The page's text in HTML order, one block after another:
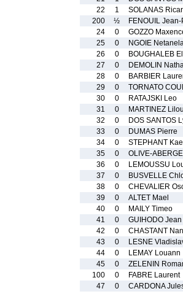
22
1
SOLANAS
200
½
FENOUIL
24
0
GOZZO
25
0
NGOIE
26
0
BOUGHALEB
27
0
DEMOLIN
28
0
BARBIER
29
0
TORNATO
30
0
RATAJSKI Leo
31
0
MARTINEZ Lilou
32
0
DOS SANTOS
33
0
DUMAS Pierre
34
0
STEPHANT
35
0
OLIVE-
36
0
LEMOUSSU
37
0
BUSVELLE
38
0
CHEVALIER
39
0
ALTET Mael
40
0
MAILY Timeo
41
0
GUIHODO
42
0
CHASTANT
43
0
LESNE
44
0
LEMAY Louann
45
0
ZELENIN
100
0
FABRE Laurent
47
0 CARDONA